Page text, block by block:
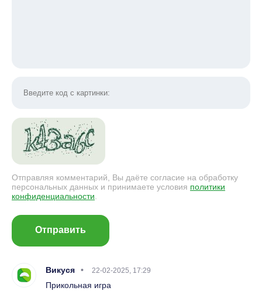
Отправляя комментарий, Вы даёте согласие на обработку
персональных данных и принимаете условия политики
конфиденциальности.
Отправить
Викуся 22-02-2025, 17:29
Прикольная игра